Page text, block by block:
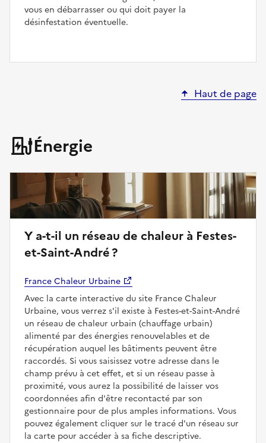
vous en débarrasser ou qui doit payer la
désinfestation éventuelle.
Haut de page
Énergie
Y a-t-il un réseau de chaleur à Festes-
et-Saint-André ?
France Chaleur Urbaine
Avec la carte interactive du site France Chaleur
Urbaine, vous verrez s'il existe à Festes-et-Saint-André
un réseau de chaleur urbain (chauffage urbain)
alimenté par des énergies renouvelables et de
récupération auquel les bâtiments peuvent être
raccordés. Si vous saisissez votre adresse dans le
champ prévu à cet effet, et si un réseau passe à
proximité, vous aurez la possibilité de laisser vos
coordonnées afin d'être recontacté par son
gestionnaire pour de plus amples informations. Vous
pouvez également cliquer sur le tracé d'un réseau sur
la carte pour accéder à sa fiche descriptive.